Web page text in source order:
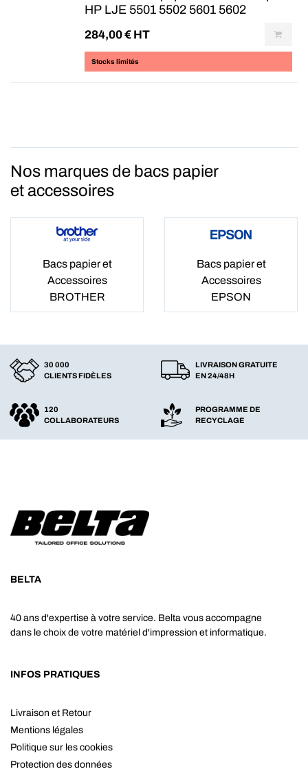
HP LJE 5501 5502 5601 5602
284,00€ HT
Stocks limités
Nos marques de bacs papier
et accessoires
Bacs papier et
Accessoires
BROTHER
Bacs papier et
Accessoires
EPSON
30 000
CLIENTS FIDÈLES
LIVRAISON GRATUITE
EN 24/48H
120
COLLABORATEURS
PROGRAMME DE
RECYCLAGE
BELTA
40 ans d'expertise à votre service. Belta vous accompagne
dans le choix de votre matériel d'impression et informatique.
INFOS PRATIQUES
Livraison et Retour
Mentions légales
Politique sur les cookies
Protection des données